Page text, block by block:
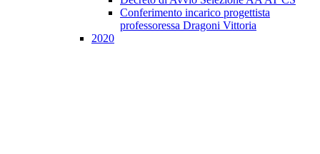
Conferimento incarico progettista
professoressa Dragoni Vittoria
2020